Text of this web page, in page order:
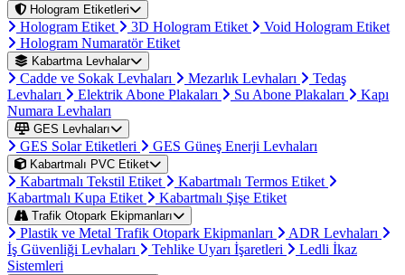
Hologram Etiketleri
Hologram Etiket 3D Hologram Etiket
Void Hologram Etiket
Hologram Numaratör Etiket
Kabartma Levhalar
Cadde ve Sokak Levhaları Mezarlık Levhaları
Tedaş
Levhaları
Elektrik Abone Plakaları Su Abone Plakaları
Kapı
Numara Levhaları
GES Levhaları
GES Solar Etiketleri GES Güneş Enerji Levhaları
Kabartmalı PVC Etiket
Kabartmalı Tekstil Etiket
Kabartmalı Termos Etiket
Kabartmalı Kupa Etiket
Kabartmalı Şişe Etiket
Trafik Otopark Ekipmanları
Plastik ve Metal Trafik Otopark Ekipmanları
ADR Levhaları
İş Güvenliği Levhaları
Tehlike Uyarı İşaretleri
Ledli İkaz
Sistemleri